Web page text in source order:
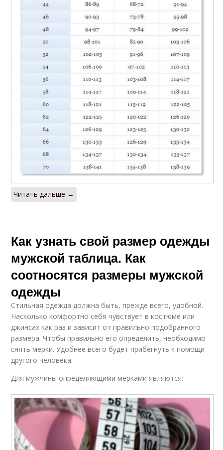
Читать дальше →
Как узнать свой размер одежды
мужской таблица. Как
соотносятся размеры мужской
одежды
Стильная одежда должна быть, прежде всего, удобной.
Насколько комфортно себя чувствует в костюме или
джинсах как раз и зависит от правильно подобранного
размера. Чтобы правильно его определить, необходимо
снять мерки. Удобнее всего будет прибегнуть к помощи
другого человека.
Для мужчины определяющими мерками являются: